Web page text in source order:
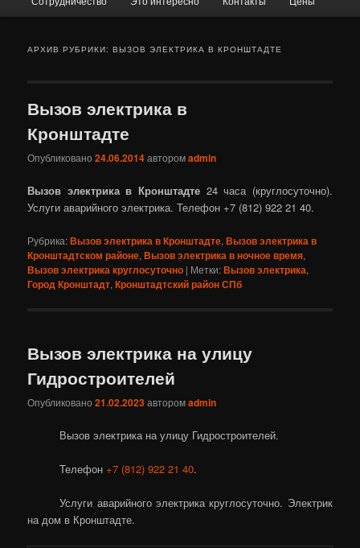
АРХИВ РУБРИКИ:ВЫЗОВ ЭЛЕКТРИКА В КРОНШТАДТЕ
Вызов электрика в
Кронштадте
Опубликовано24.06.2014авторомadmin
Вызов электрика в Кронштадте 24 часа (круглосуточно).
Услуги аварийного электрика. Телефон +7 (812) 922 21 40.
Рубрика:Вызов электрика в Кронштадте,Вызов электрика в
Кронштадтском районе,Вызов электрика в ночное время,
Вызов электрика круглосуточно | Метки:Вызов электрика,
Город Кронштадт,Кронштадтский район СПб
Вызов электрика на улицу
Гидростроителей
Опубликовано21.02.2023авторомadmin
Вызов электрика на улицу Гидростроителей.
Телефон +7 (812) 922 21 40.
Услуги аварийного электрика круглосуточно. Электрик
на дом в Кронштадте.